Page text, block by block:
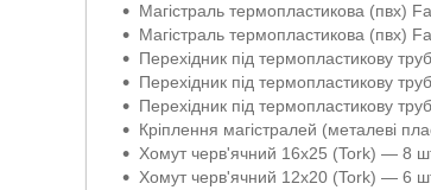
Магістраль термопластикова (пвх)
Магістраль термопластикова (пвх)
Перехідник під термопластикову
Перехідник під термопластикову
Перехідник під термопластикову
Кріплення магістралей (металеві
Хомут черв'ячний 16х25 (Tork) — 8
Хомут черв'ячний 12х20 (Tork) — 6